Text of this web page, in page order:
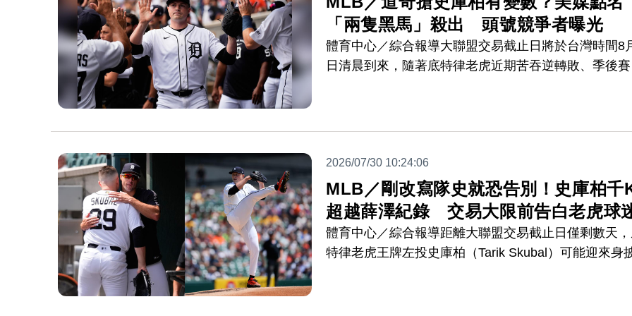
「兩隻黑馬」殺出 頭號競爭者曝光
體育中心／綜合報導大聯盟交易截止日將於台灣時間8
日清晨到來，隨著底特律老虎近期苦吞逆轉敗、季後賽
遍視為頭號熱門。
2026/07/30 10:24:06
MLB／剛改寫隊史就恐告別！史庫柏千
超越薛澤紀錄 交易大限前告白老虎球
體育中心／綜合報導距離大聯盟交易截止日僅剩數天
特律老虎王牌左投史庫柏（Tarik Skubal）可能迎來身